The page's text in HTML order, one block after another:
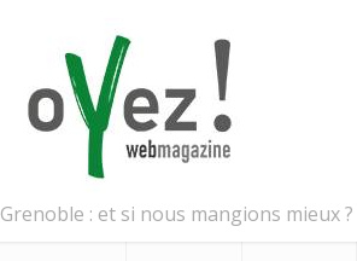
: et si nous mangions mieux ?